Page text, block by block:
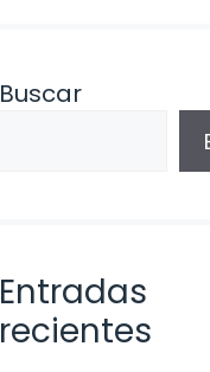
Buscar
Entradas
recientes